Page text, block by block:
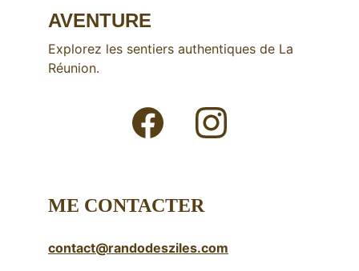
AVENTURE
Explorez les sentiers authentiques de La
Réunion.
ME CONTACTER
contact@randodesziles.com